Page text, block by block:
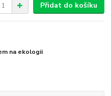
Přidat do košíku
na ekologii